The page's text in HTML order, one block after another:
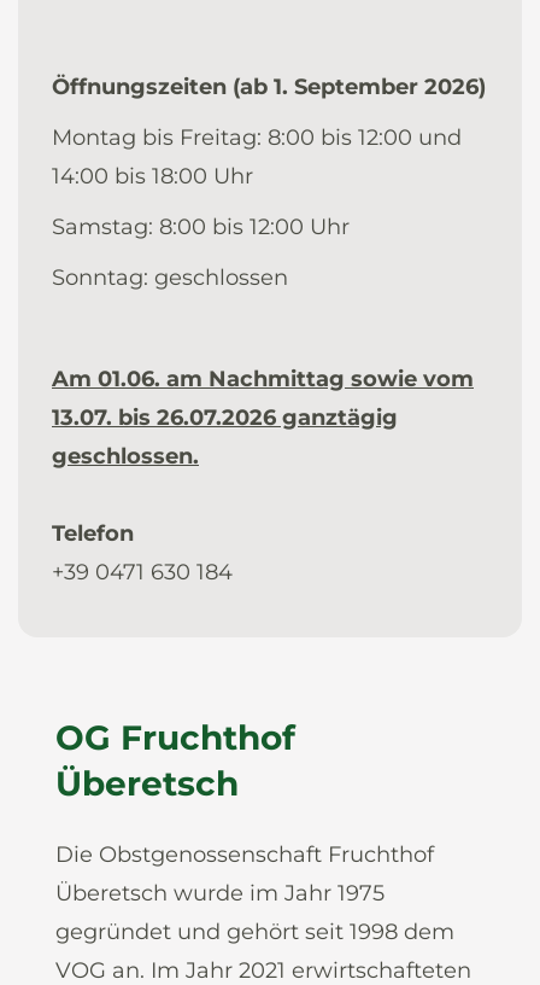
Öffnungszeiten (ab 1. September 2026)
Montag bis Freitag: 8:00 bis 12:00 und
14:00 bis 18:00 Uhr
Samstag: 8:00 bis 12:00 Uhr
Sonntag: geschlossen
Am 01.06. am Nachmittag sowie vom
13.07. bis 26.07.2026 ganztägig
geschlossen.
Telefon
+39 0471 630 184
OG Fruchthof
Überetsch
Die Obstgenossenschaft Fruchthof
Überetsch wurde im Jahr 1975
gegründet und gehört seit 1998 dem
VOG an. Im Jahr 2021 erwirtschafteten